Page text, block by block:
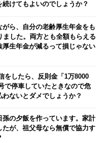
けてもよいのでしょうか？
ら、自分の老齢厚生年金をも
ました。両方とも全額もらえる
厚生年金が減るって損じゃない
をしたら、反則金「1万8000
で停車していたときなので危
ないとダメでしょうか？
孫の夕飯を作っています。家計
たが、祖父母なら無償で協力す